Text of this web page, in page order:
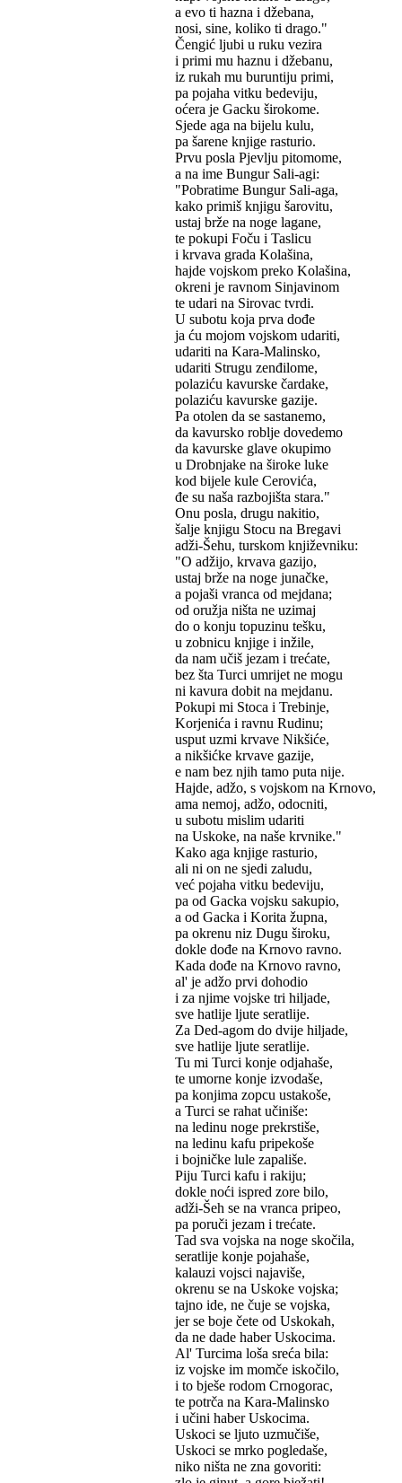
a evo ti hazna i džebana,
nosi, sine, koliko ti drago."
Čengić ljubi u ruku vezira
i primi mu haznu i džebanu,
iz rukah mu buruntiju primi,
pa pojaha vitku bedeviju,
oćera je Gacku širokome.
Sjede aga na bijelu kulu,
pa šarene knjige rasturio.
Prvu posla Pjevlju pitomome,
a na ime Bungur Sali-agi:
"Pobratime Bungur Sali-aga,
kako primiš knjigu šarovitu,
ustaj brže na noge lagane,
te pokupi Foču i Taslicu
i krvava grada Kolašina,
hajde vojskom preko Kolašina,
okreni je ravnom Sinjavinom
te udari na Sirovac tvrdi.
U subotu koja prva dođe
ja ću mojom vojskom udariti,
udariti na Kara-Malinsko,
udariti Strugu zenđilome,
polaziću kavurske čardake,
polaziću kavurske gazije.
Pa otolen da se sastanemo,
da kavursko roblje dovedemo
da kavurske glave okupimo
u Drobnjake na široke luke
kod bijele kule Cerovića,
đe su naša razbojišta stara."
Onu posla, drugu nakitio,
šalje knjigu Stocu na Bregavi
adži-Šehu, turskom književniku:
"O adžijo, krvava gazijo,
ustaj brže na noge junačke,
a pojaši vranca od mejdana;
od oružja ništa ne uzimaj
do o konju topuzinu tešku,
u zobnicu knjige i inžile,
da nam učiš jezam i trećate,
bez šta Turci umrijet ne mogu
ni kavura dobit na mejdanu.
Pokupi mi Stoca i Trebinje,
Korjenića i ravnu Rudinu;
usput uzmi krvave Nikšiće,
a nikšićke krvave gazije,
e nam bez njih tamo puta nije.
Hajde, adžo, s vojskom na Krnovo,
ama nemoj, adžo, odocniti,
u subotu mislim udariti
na Uskoke, na naše krvnike."
Kako aga knjige rasturio,
ali ni on ne sjedi zaludu,
već pojaha vitku bedeviju,
pa od Gacka vojsku sakupio,
a od Gacka i Korita župna,
pa okrenu niz Dugu široku,
dokle dođe na Krnovo ravno.
Kada dođe na Krnovo ravno,
al' je adžo prvi dohodio
i za njime vojske tri hiljade,
sve hatlije ljute seratlije.
Za Ded-agom do dvije hiljade,
sve hatlije ljute seratlije.
Tu mi Turci konje odjahaše,
te umorne konje izvodaše,
pa konjima zopcu ustakoše,
a Turci se rahat učiniše:
na ledinu noge prekrstiše,
na ledinu kafu pripekoše
i bojničke lule zapališe.
Piju Turci kafu i rakiju;
dokle noći ispred zore bilo,
adži-Šeh se na vranca pripeo,
pa poruči jezam i trećate.
Tad sva vojska na noge skočila,
seratlije konje pojahaše,
kalauzi vojsci najaviše,
okrenu se na Uskoke vojska;
tajno ide, ne čuje se vojska,
jer se boje čete od Uskokah,
da ne dade haber Uskocima.
Al' Turcima loša sreća bila:
iz vojske im momče iskočilo,
i to bješe rodom Crnogorac,
te potrča na Kara-Malinsko
i učini haber Uskocima.
Uskoci se ljuto uzmučiše,
Uskoci se mrko pogledaše,
niko ništa ne zna govoriti: